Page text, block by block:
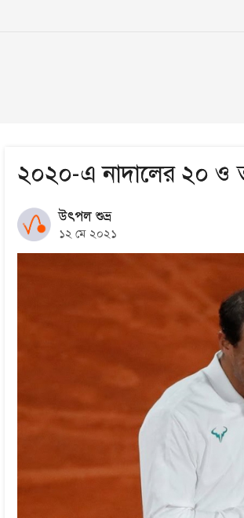
২০২০-এ নাদালের ২০ ও
উৎপল শুভ্র
১২ মে ২০২১